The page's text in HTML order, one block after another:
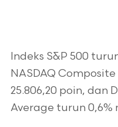
Indeks S&P 500
NASDAQ
25.806,20 poin, dan
Average turun 0,6%